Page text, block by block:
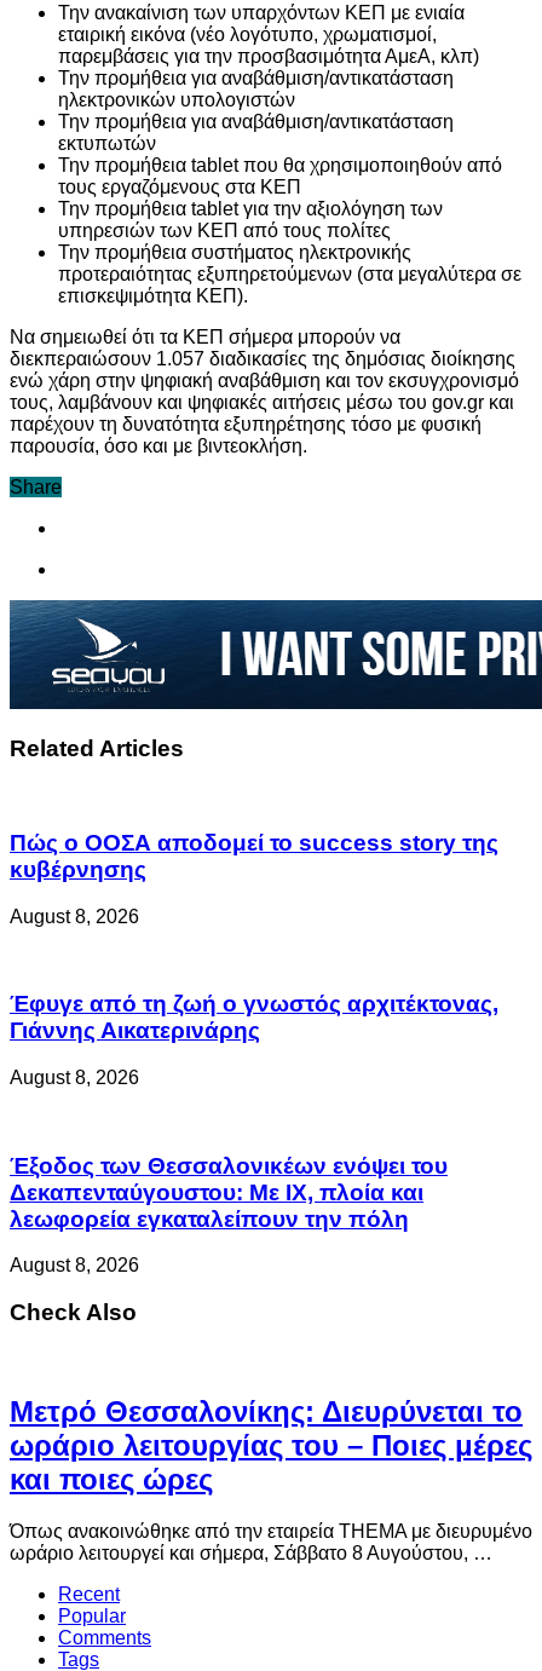
Την ανακαίνιση των υπαρχόντων ΚΕΠ με ενιαία
εταιρική εικόνα (νέο λογότυπο, χρωματισμοί,
παρεμβάσεις για την προσβασιμότητα ΑμεΑ, κλπ)
Την προμήθεια για αναβάθμιση/αντικατάσταση
ηλεκτρονικών υπολογιστών
Την προμήθεια για αναβάθμιση/αντικατάσταση
εκτυπωτών
Την προμήθεια tablet που θα χρησιμοποιηθούν από
τους εργαζόμενους στα ΚΕΠ
Την προμήθεια tablet για την αξιολόγηση των
υπηρεσιών των ΚΕΠ από τους πολίτες
Την προμήθεια συστήματος ηλεκτρονικής
προτεραιότητας εξυπηρετούμενων (στα μεγαλύτερα σε
επισκεψιμότητα ΚΕΠ).
Να σημειωθεί ότι τα ΚΕΠ σήμερα μπορούν να
διεκπεραιώσουν 1.057 διαδικασίες της δημόσιας διοίκησης
ενώ χάρη στην ψηφιακή αναβάθμιση και τον εκσυγχρονισμό
τους, λαμβάνουν και ψηφιακές αιτήσεις μέσω του gov.gr και
παρέχουν τη δυνατότητα εξυπηρέτησης τόσο με φυσική
παρουσία, όσο και με βιντεοκλήση.
Share
Related Articles
Πώς ο ΟΟΣΑ αποδομεί το success story της
κυβέρνησης
August 8, 2026
Έφυγε από τη ζωή ο γνωστός αρχιτέκτονας,
Γιάννης Αικατερινάρης
August 8, 2026
Έξοδος των Θεσσαλονικέων ενόψει του
Δεκαπενταύγουστου: Με ΙΧ, πλοία και
λεωφορεία εγκαταλείπουν την πόλη
August 8, 2026
Check Also
Μετρό Θεσσαλονίκης: Διευρύνεται το
ωράριο λειτουργίας του – Ποιες μέρες
και ποιες ώρες
Όπως ανακοινώθηκε από την εταιρεία THEMA με διευρυμένο
ωράριο λειτουργεί και σήμερα, Σάββατο 8 Αυγούστου, …
Recent
Popular
Comments
Tags